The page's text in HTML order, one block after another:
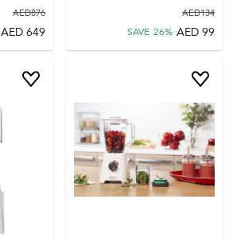
134
AED
99
AED
SAVE 26%
876
AED
649
AED